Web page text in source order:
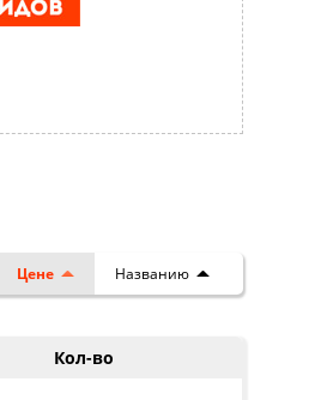
Цене Названию
Кол-во